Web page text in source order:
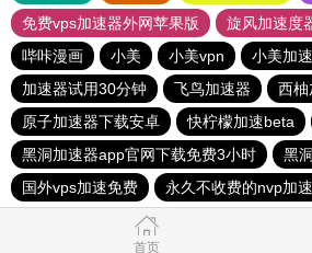
免费vps加速器外网苹果版
旋风加速度
哔咔漫画
小美 小美vpn 小美加
加速器试用30分钟
飞鸟加速器 西柚
原子加速器下载安卓
快柠檬加速beta
黑洞加速器app官网下载免费3小时
黑
国外vps加速免费
永久不收费的nvp加
首页